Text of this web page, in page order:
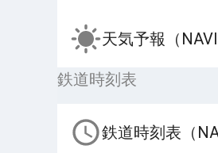
天気予報（
鉄道時刻表
鉄道時刻表（